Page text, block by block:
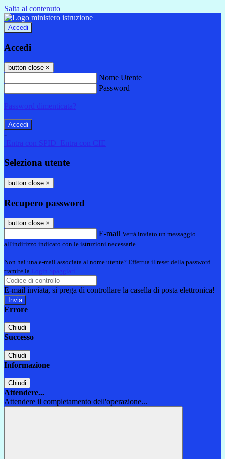
Salta al contenuto
Accedi
Accedi
button close ×
Nome Utente
Password
Password dimenticata?
-
Entra con SPID
Entra con CIE
Seleziona utente
button close ×
Recupero password
button close ×
E-mail Verrà inviato un messaggio
all'indirizzo indicato con le istruzioni necessarie.
Non hai una e-mail associata al nome utente? Effettua il reset della password
tramite la Login Spaggiari
E-mail inviata, si prega di controllare la casella di posta elettronica!
Errore
Chiudi
Successo
Chiudi
Informazione
Chiudi
Attendere...
Attendere il completamento dell'operazione...